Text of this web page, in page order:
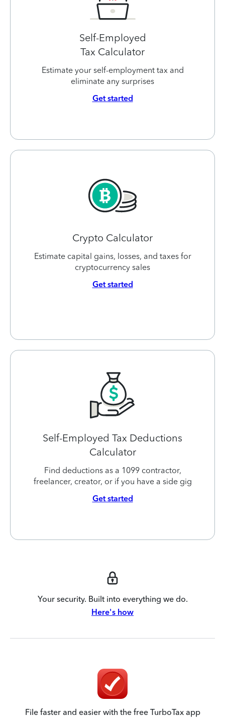
Self-Employed
Tax Calculator
Estimate your self-employment tax and
eliminate any surprises
Get started
Crypto Calculator
Estimate capital gains, losses, and taxes for
cryptocurrency sales
Get started
Self-Employed Tax Deductions
Calculator
Find deductions as a 1099 contractor,
freelancer, creator, or if you have a side gig
Get started
Your security. Built into everything we do.
Here's how
File faster and easier with the free TurboTax app